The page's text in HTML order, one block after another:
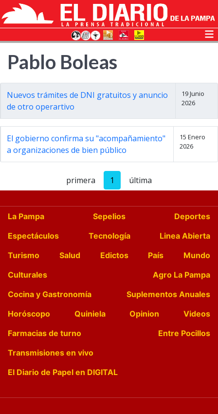
Pablo Boleas
Nuevos trámites de DNI gratuitos y anuncio
de otro operartivo
19 Junio
2026
El gobierno confirma su "acompañamiento"
a organizaciones de bien público
15 Enero
2026
primera 1 última
La Pampa Sepelios
Deportes
Espectáculos
Tecnología
Linea Abierta
Turismo
Salud Edictos País
Mundo
Culturales
Agro La Pampa
Cocina y Gastronomía
Suplementos Anuales
Horóscopo
Quiniela Opinion
Videos
Farmacias de turno
Entre Pocillos
Transmisiones en vivo
El Diario de Papel en DIGITAL